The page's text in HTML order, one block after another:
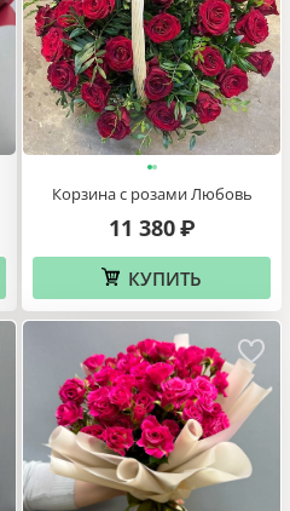
Корзина с розами Любовь
11 380 ₽
КУПИТЬ